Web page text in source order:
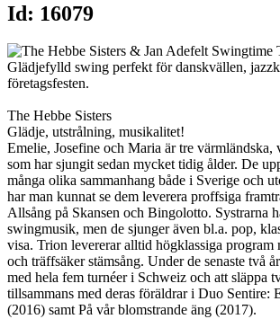
Id: 16079
Glädjefylld swing perfekt för danskvällen,
företagsfesten.
The Hebbe Sisters
Glädje, utstrålning, musikalitet!
Emelie, Josefine och Maria är tre värmländska,
som har sjungit sedan mycket tidig ålder. De
många olika sammanhang både i Sverige och
har man kunnat se dem leverera proffsiga
Allsång på Skansen och Bingolotto. Systrarna
swingmusik, men de sjunger även bl.a. pop,
visa. Trion levererar alltid högklassiga program
och träffsäker stämsång. Under de senaste två
med hela fem turnéer i Schweiz och att släppa
tillsammans med deras föräldrar i Duo Sentire:
(2016) samt På vår blomstrande äng (2017).